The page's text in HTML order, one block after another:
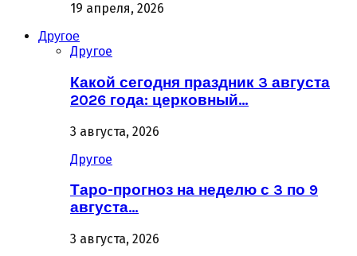
19 апреля, 2026
Другое
Другое
Какой сегодня праздник 3 августа
2026 года: церковный…
3 августа, 2026
Другое
Таро-прогноз на неделю с 3 по 9
августа…
3 августа, 2026